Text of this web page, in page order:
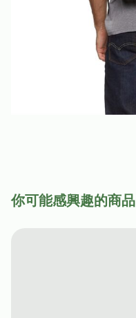
你可能感興趣的商品